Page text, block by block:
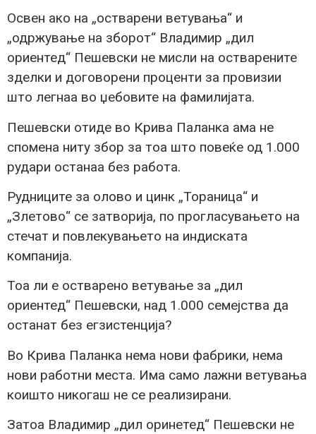
Освен ако на „остварени ветувања“ и
„одржување на зборот“ Владимир „дил
ориентед“ Пешевски не мисли на остварените
зделки и договорени проценти за провизии
што легнаа во џебовите на фамилијата.
Пешевски отиде во Крива Паланка ама не
спомена ниту збор за тоа што повеќе од 1.000
рудари останаа без работа.
Рудниците за олово и цинк „Тораница“ и
„Злетово“ се затворија, по прогласувањето на
стечат и повлекувањето на индиската
компанија.
Тоа ли е остварено ветување за „дил
ориентед“ Пешевски, над 1.000 семејства да
останат без егзистенција?
Во Крива Паланка нема нови фабрики, нема
нови работни места. Има само лажни ветувања
коишто никогаш не се реализирани.
Затоа Владимир „дил оринетед“ Пешевски не